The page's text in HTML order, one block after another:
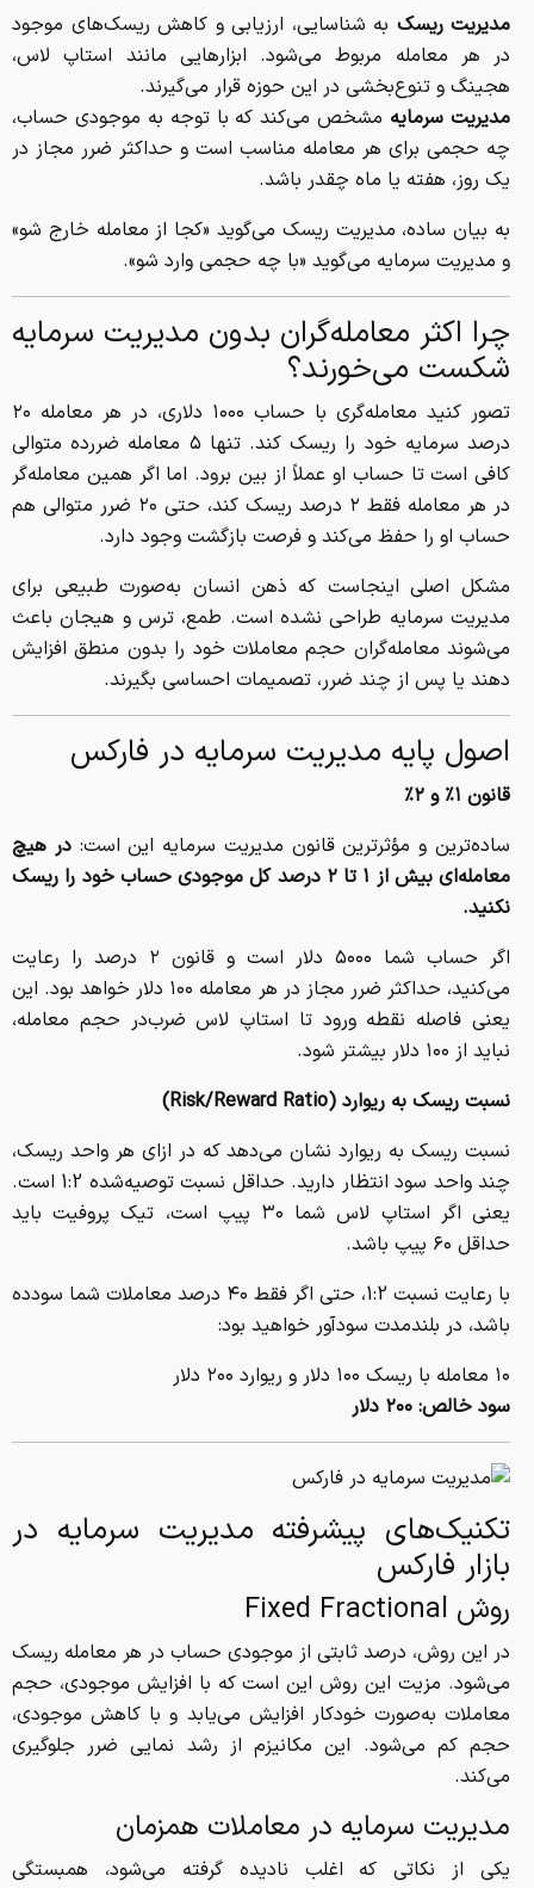
مدیریت ریسک به شناسایی، ارزیابی و کاهش ریسک‌های موجود
در هر معامله مربوط می‌شود. ابزارهایی مانند استاپ لاس،
هجینگ و تنوع‌بخشی در این حوزه قرار می‌گیرند.
مدیریت سرمایه مشخص می‌کند که با توجه به موجودی حساب،
چه حجمی برای هر معامله مناسب است و حداکثر ضرر مجاز در
یک روز، هفته یا ماه چقدر باشد.
به بیان ساده، مدیریت ریسک می‌گوید «کجا از معامله خارج شو»
و مدیریت سرمایه می‌گوید «با چه حجمی وارد شو».
چرا اکثر معامله‌گران بدون مدیریت سرمایه
شکست می‌خورند؟
تصور کنید معامله‌گری با حساب ۱۰۰۰ دلاری، در هر معامله ۲۰
درصد سرمایه خود را ریسک کند. تنها ۵ معامله ضررده متوالی
کافی است تا حساب او عملاً از بین برود. اما اگر همین معامله‌گر
در هر معامله فقط ۲ درصد ریسک کند، حتی ۲۰ ضرر متوالی هم
حساب او را حفظ می‌کند و فرصت بازگشت وجود دارد.
مشکل اصلی اینجاست که ذهن انسان به‌صورت طبیعی برای
مدیریت سرمایه طراحی نشده است. طمع، ترس و هیجان باعث
می‌شوند معامله‌گران حجم معاملات خود را بدون منطق افزایش
دهند یا پس از چند ضرر، تصمیمات احساسی بگیرند.
اصول پایه مدیریت سرمایه در فارکس
قانون ۱٪ و ۲٪
ساده‌ترین و مؤثرترین قانون مدیریت سرمایه این است:در هیچ
معامله‌ای بیش از ۱ تا ۲ درصد کل موجودی حساب خود را ریسک
نکنید.
اگر حساب شما ۵۰۰۰ دلار است و قانون ۲ درصد را رعایت
می‌کنید، حداکثر ضرر مجاز در هر معامله ۱۰۰ دلار خواهد بود. این
یعنی فاصله نقطه ورود تا استاپ لاس ضرب‌در حجم معامله،
نباید از ۱۰۰ دلار بیشتر شود.
نسبت ریسک به ریوارد (Risk/Reward Ratio
)
نسبت ریسک به ریوارد نشان می‌دهد که در ازای هر واحد ریسک،
چند واحد سود انتظار دارید. حداقل نسبت توصیه‌شده 1:2 است.
یعنی اگر استاپ لاس شما ۳۰ پیپ است، تیک پروفیت باید
حداقل ۶۰ پیپ باشد.
با رعایت نسبت 1:2، حتی اگر فقط ۴۰ درصد معاملات شما سودده
باشد، در بلندمدت سودآور خواهید بود:
۱۰ معامله با ریسک ۱۰۰ دلار و ریوارد ۲۰۰ دلار
سود خالص: ۲۰۰ دلار
تکنیک‌های پیشرفته مدیریت سرمایه در
بازار فارکس
روش Fixed Fractional
در این روش، درصد ثابتی از موجودی حساب در هر معامله ریسک
می‌شود. مزیت این روش این است که با افزایش موجودی، حجم
معاملات به‌صورت خودکار افزایش می‌یابد و با کاهش موجودی،
حجم کم می‌شود. این مکانیزم از رشد نمایی ضرر جلوگیری
می‌کند.
مدیریت سرمایه در معاملات همزمان
یکی از نکاتی که اغلب نادیده گرفته می‌شود، همبستگی